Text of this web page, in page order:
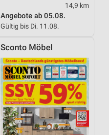
14,9 km
Angebote ab 05.08.
Gültig bis Di. 11.08.
Sconto Möbel